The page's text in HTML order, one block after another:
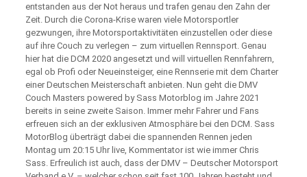
entstanden aus der Not heraus und trafen genau den Zahn der
Zeit. Durch die Corona-Krise waren viele Motorsportler
gezwungen, ihre Motorsportaktivitäten einzustellen oder diese
auf ihre Couch zu verlegen – zum virtuellen Rennsport. Genau
hier hat die DCM 2020 angesetzt und will virtuellen Rennfahrern,
egal ob Profi oder Neueinsteiger, eine Rennserie mit dem Charter
einer Deutschen Meisterschaft anbieten. Nun geht die DMV
Couch Masters powered by Sass Motorblog im Jahre 2021
bereits in seine zweite Saison. Immer mehr Fahrer und Fans
erfreuen sich an der exklusiven Atmosphäre bei den DCM. Sass
MotorBlog überträgt dabei die spannenden Rennen jeden
Montag um 20:15 Uhr live, Kommentator ist wie immer Chris
Sass. Erfreulich ist auch, dass der DMV – Deutscher Motorsport